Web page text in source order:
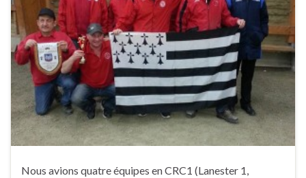
Nous avions quatre équipes en CRC1 (Lanester 1,